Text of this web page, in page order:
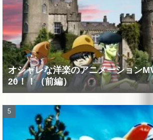
オシャレな洋楽のアニメーション
20！！（前編）